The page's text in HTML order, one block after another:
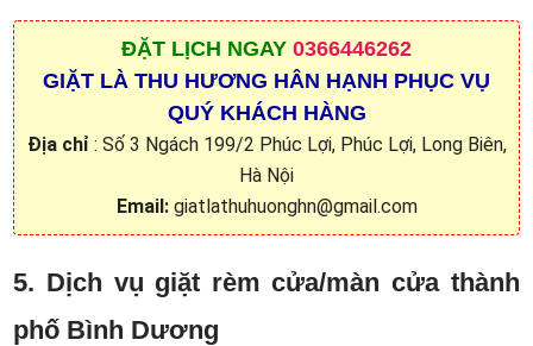
ĐẶT LỊCH NGAY 0366446262
GIẶT LÀ THU HƯƠNG HÂN HẠNH PHỤC VỤ
QUÝ KHÁCH HÀNG
Địa chỉ : Số 3 Ngách 199/2 Phúc Lợi, Phúc Lợi, Long Biên,
Hà Nội
Email:giatlathuhuonghn@gmail.com
5. Dịch vụ giặt rèm cửa/màn cửa thành
phố Bình Dương